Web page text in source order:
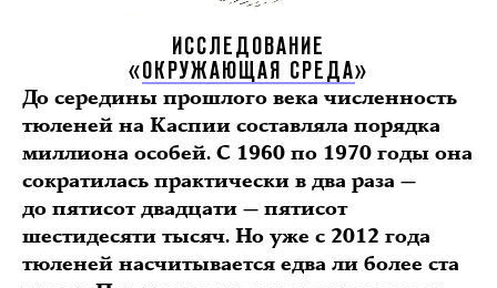
ИССЛЕДОВАНИЕ
«ОКРУЖАЮЩАЯ СРЕДА»
До середины прошлого века численность
тюленей на Каспии составляла порядка
миллиона особей. С 1960 по 1970 годы она
сократилась практически в два раза —
до пятисот двадцати — пятисот
шестидесяти тысяч. Но уже с 2012 года
тюленей насчитывается едва ли более ста